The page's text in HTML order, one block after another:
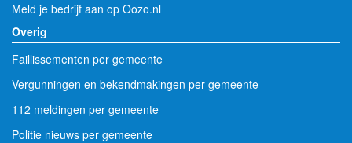
Meld je bedrijf aan op Oozo.nl
Overig
Faillissementen per gemeente
Vergunningen en bekendmakingen per gemeente
112 meldingen per gemeente
Politie nieuws per gemeente